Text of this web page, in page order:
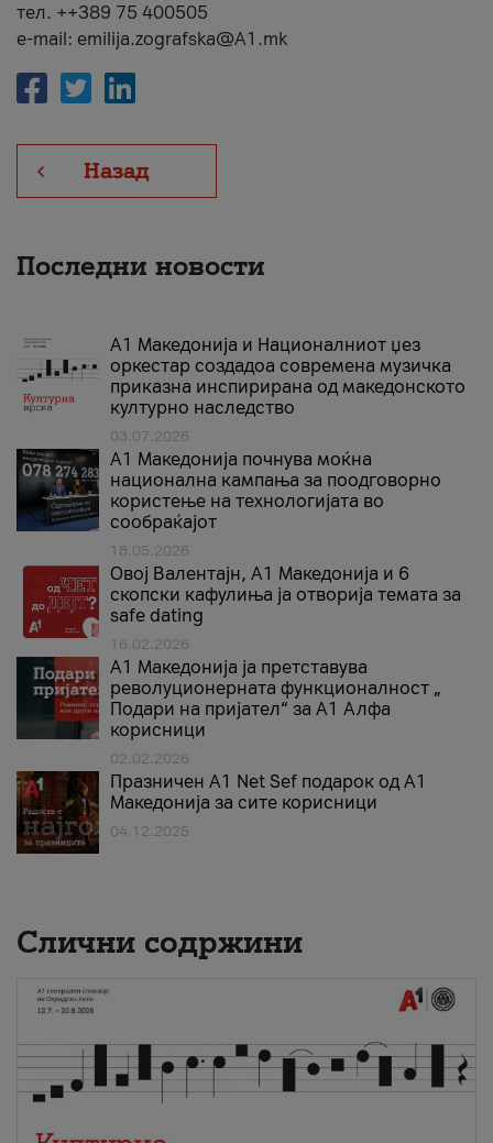
тел. ++389 75 400505
e-mail: emilija.zografska@A1.mk
Назад
Последни новости
А1 Македонија и Националниот џез
оркестар создадоа современа музичка
приказна инспирирана од македонското
културно наследство
03.07.2026
A1 Македонија почнува моќна
национална кампања за поодговорно
користење на технологијата во
сообраќајот
18.05.2026
Овој Валентајн, A1 Македонија и 6
скопски кафулиња ја отворија темата за
safe dating
16.02.2026
А1 Македонија ја претставува
револуционерната функционалност „
Подари на пријател“ за А1 Алфа
корисници
02.02.2026
Празничен A1 Net Sеf подарок од А1
Македонија за сите корисници
04.12.2025
Слични содржини